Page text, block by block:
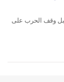
قبل وقف الحرب على